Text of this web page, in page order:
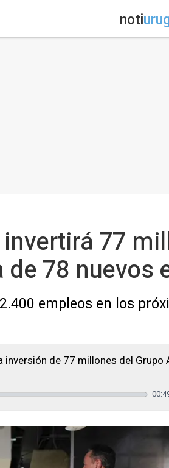
noti
invertirá 77
de 78 nuevos
empleos en los
inversión de 77 millones del Grupo